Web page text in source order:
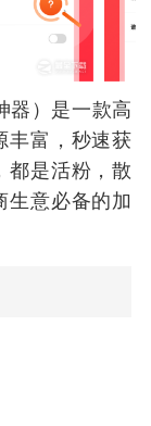
器）是一款高
丰富，秒速获
都是活粉，散
生意必备的加